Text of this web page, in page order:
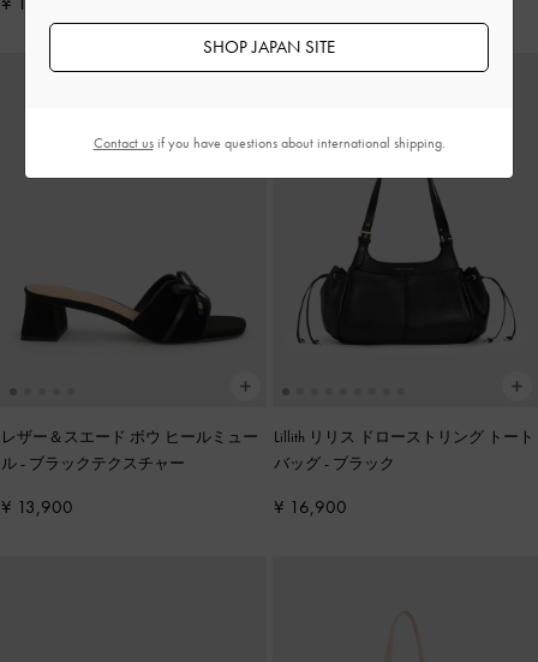
レザー＆スエード ボウ ヒールミュー
ル- ブラックテクスチャー
¥ 13,900
Lillith リリス ドローストリング トート
バッグ- ブラック
¥ 16,900
SHOP JAPAN SITE
Contact usif you have questions about international shipping.